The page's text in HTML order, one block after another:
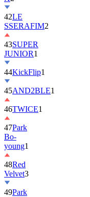
SSERAFIM
43SUPER
JUNIOR
44KickFlip
45AND2BLE
46TWICE1
47Park
Bo-
young1
48Red
Velvet
49Park
Ji-
hoon